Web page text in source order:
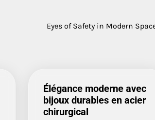
Eyes of Safety in Modern
Élégance moderne avec
bijoux durables en acier
chirurgical